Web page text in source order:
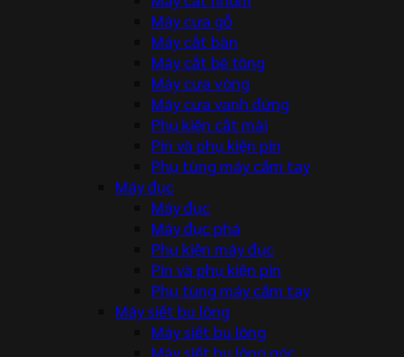
Máy cưa gỗ
Máy cắt bàn
Máy cắt bê tông
Máy cưa vòng
Máy cưa vanh đứng
Phụ kiện cắt mài
Pin và phụ kiện pin
Phụ tùng máy cầm tay
Máy đục
Máy đục
Máy đục phá
Phụ kiện máy đục
Pin và phụ kiện pin
Phụ tùng máy cầm tay
Máy siết bu lông
Máy siết bu lông
Máy siết bu lông góc